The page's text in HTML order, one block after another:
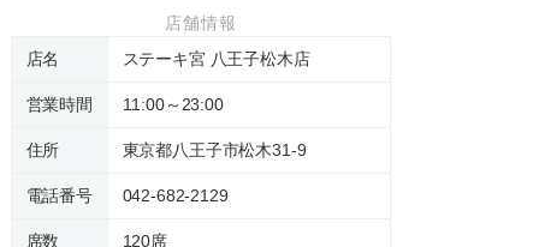
店舗情報
店名
ステーキ宮 八王子松木店
営業時間 11:00～23:00
住所 東京都八王子市松木31-9
電話番号 042-682-2129
席数 120席